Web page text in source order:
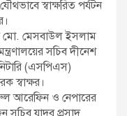
স্বাক্ষরিত পর্যটন
মো. মেসবাউল ইসলাম
সচিব দীনেশ
(এসপিএস)
স্বাক্ষর।
আরেফিন ও নেপারের